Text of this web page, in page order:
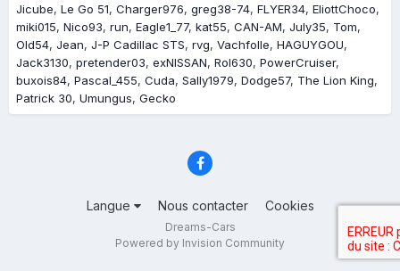
Jicube Le Go 51 Charger976 greg38-74 FLYER34 EliottChoco
miki015 Nico93 run Eagle1_77 kat55 CAN-AM July35
Tom
Old54 Jean J-P Cadillac STS rvg Vachfolle HAGUYGOU
Jack3130 pretender03 exNISSAN Rol630 PowerCruiser
buxois84 Pascal_455 Cuda Sally1979 Dodge57 The Lion King
Patrick 30 Umungus Gecko
Langue Nous contacter Cookies
Dreams-Cars
Powered by Invision Community